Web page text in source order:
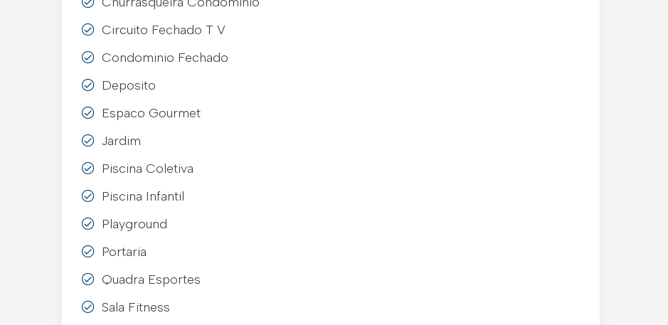
Circuito Fechado T V
Condominio Fechado
Deposito
Espaco Gourmet
Jardim
Piscina Coletiva
Piscina Infantil
Playground
Portaria
Quadra Esportes
Sala Fitness